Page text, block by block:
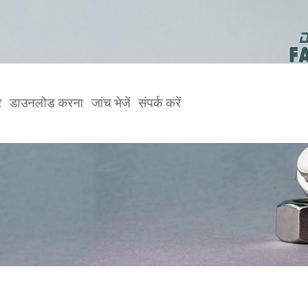
डाउनलोड करना जांच भेजें संपर्क करें